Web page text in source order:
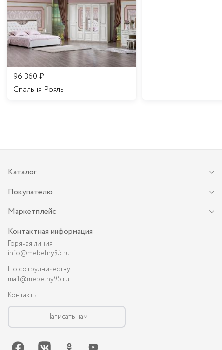
96 360 ₽
Спальня Рояль
Каталог
Покупателю
Маркетплейс
Контактная информация
Горячая линия
info@mebelny95.ru
По сотрудничеству
mail@mebelny95.ru
Контакты
Написать нам